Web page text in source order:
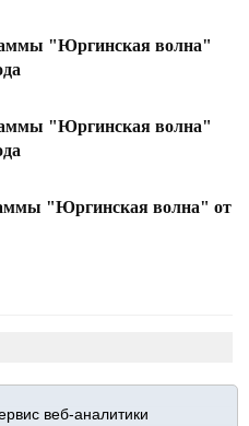
"Юргинская волна"
"Юргинская волна"
"Юргинская волна" от
веб-аналитики